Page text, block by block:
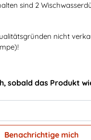
sind 2
nicht
sobald das Produkt
Benachrichtige mich